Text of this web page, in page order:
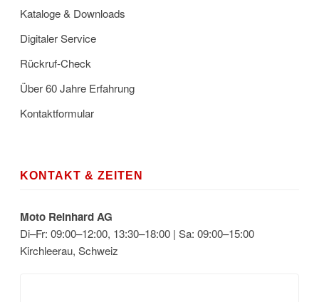
Kataloge & Downloads
Digitaler Service
Rückruf-Check
Über 60 Jahre Erfahrung
Kontaktformular
KONTAKT & ZEITEN
Moto Reinhard AG
Di–Fr: 09:00–12:00, 13:30–18:00 | Sa: 09:00–15:00
Kirchleerau, Schweiz